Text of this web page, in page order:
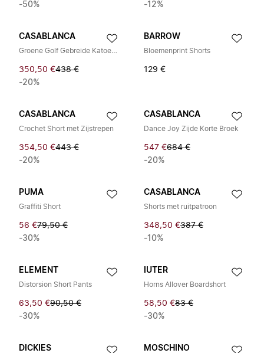
-50%
-12%
CASABLANCA
Groene Golf Gebreide Katoenen Shorts
350,50 €438 €
-20%
BARROW
Bloemenprint Shorts
129 €
CASABLANCA
Crochet Short met Zijstrepen
354,50 €443 €
-20%
CASABLANCA
Dance Joy Zijde Korte Broek
547 €684 €
-20%
PUMA
Graffiti Short
56 €79,50 €
-30%
CASABLANCA
Shorts met ruitpatroon
348,50 €387 €
-10%
ELEMENT
Distorsion Short Pants
63,50 €90,50 €
-30%
IUTER
Horns Allover Boardshort
58,50 €83 €
-30%
DICKIES MOSCHINO